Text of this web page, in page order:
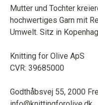
Mutter und Tochter
hochwertiges Garn mit
Umwelt. Sitz in
Knitting for Olive ApS
CVR: 39685000
Godthåbsvej 55, 2000